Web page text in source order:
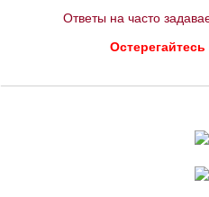
Ответы на часто